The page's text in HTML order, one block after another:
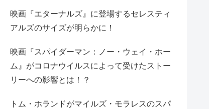
映画『エターナルズ』に登場するセレスティ
アルズのサイズが明らかに！
映画『スパイダーマン：ノー・ウェイ・ホー
ム』がコロナウイルスによって受けたストー
リーへの影響とは！？
トム・ホランドがマイルズ・モラレスのスパ